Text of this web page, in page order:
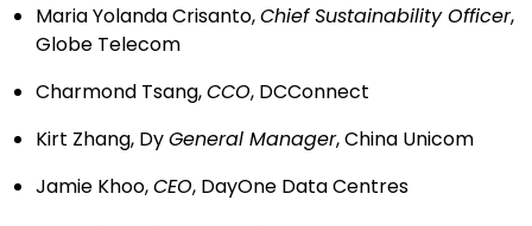
Maria Yolanda Crisanto,Chief Sustainability Officer,
Globe Telecom
Charmond Tsang,CCO, DCConnect
Kirt Zhang, DyGeneral Manager, China Unicom
Jamie Khoo,CEO, DayOne Data Centres